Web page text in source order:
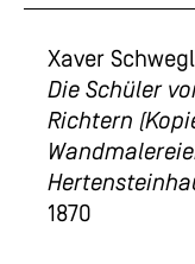
Xaver
Die Schüler
Richtern
1870